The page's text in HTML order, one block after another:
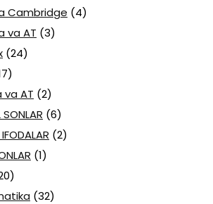
Cambridge (4)
va AT (3)
(24)
va AT (2)
(6)
(2)
(1)
(32)